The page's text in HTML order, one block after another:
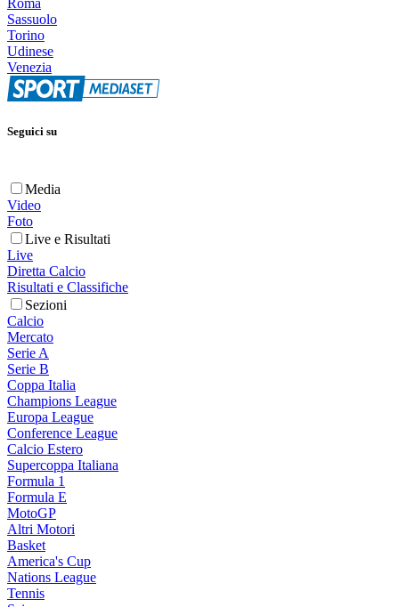
Roma
Sassuolo
Torino
Udinese
Venezia
Seguici su
Media
Video
Foto
Live e Risultati
Live
Diretta Calcio
Risultati e Classifiche
Sezioni
Calcio
Mercato
Serie A
Serie B
Coppa Italia
Champions League
Europa League
Conference League
Calcio Estero
Supercoppa Italiana
Formula 1
Formula E
MotoGP
Altri Motori
Basket
America's Cup
Nations League
Tennis